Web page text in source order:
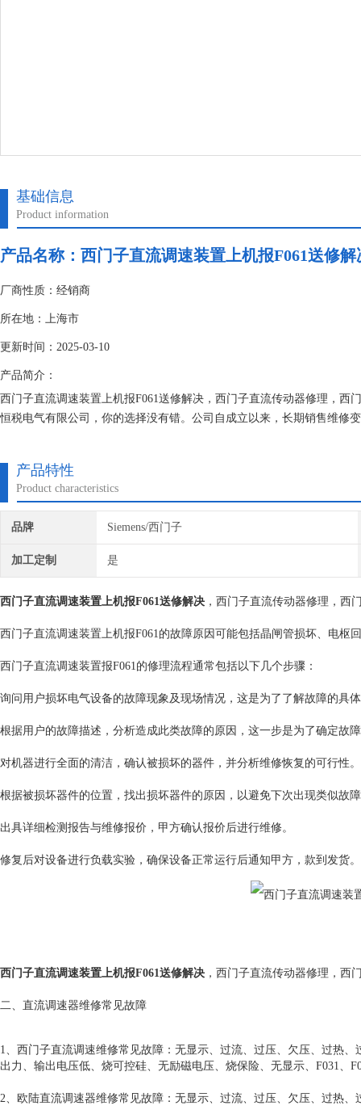
基础信息
Product information
产品名称： 西门子直流调速装置上机报F061送修解
厂商性质：经销商
所在地：上海市
更新时间：2025-03-10
产品简介：
西门子直流调速装置上机报F061送修解决，西门子直流传动器修理，西
恒税电气有限公司，你的选择没有错。公司自成立以来，长期销售维修
产品特性
Product characteristics
品牌 Siemens/西门子
加工定制 是
西门子直流调速装置上机报F061送修解决 ，西门子直流传动器修理，西
西门子直流调速装置上机报F061的故障原因可能包括晶闸管损坏、‌电枢
西门子直流调速装置报F061的修理流程通常包括以下几个步骤：‌
询问用户损坏电气设备的故障现象及现场情况，‌这是为了了解故障的具
根据用户的故障描述，‌分析造成此类故障的原因，‌这一步是为了确定故
对机器进行全面的清洁，‌确认被损坏的器件，‌并分析维修恢复的可行性。‌
根据被损坏器件的位置，‌找出损坏器件的原因，‌以避免下次出现类似故
出具详细检测报告与维修报价，‌甲方确认报价后进行维修。‌
修复后对设备进行负载实验，‌确保设备正常运行后通知甲方，‌款到发货
西门子直流调速装置上机报F061送修解决 ，西门子直流传动器修理，西
二、直流调速器维修常见故障
1、西门子直流调速维修常见故障：无显示、过流、过压、欠压、过热
出力、输出电压低、烧可控硅、无励磁电压、烧保险、无显示、F031、
2、欧陆直流调速器维修常见故障：无显示、过流、过压、欠压、过热